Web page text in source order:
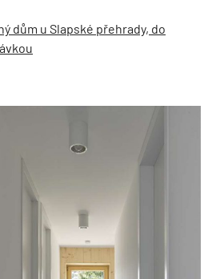
dům u Slapské přehrady, do